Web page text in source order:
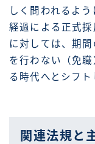
しく問われるよ
経過による正式
に対しては、期
を行わない（免
る時代へとシフト
関連法規と